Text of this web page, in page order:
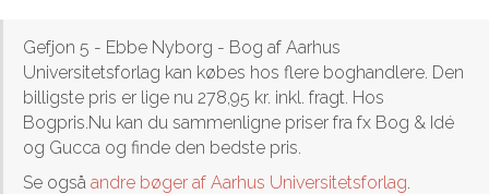
Gefjon 5 - Ebbe Nyborg - Bog af Aarhus
Universitetsforlag kan købes hos flere boghandlere. Den
billigste pris er lige nu 278,95 kr. inkl. fragt. Hos
Bogpris.Nu kan du sammenligne priser fra fx Bog & Idé
og Gucca og finde den bedste pris.
Se også andre bøger af Aarhus Universitetsforlag